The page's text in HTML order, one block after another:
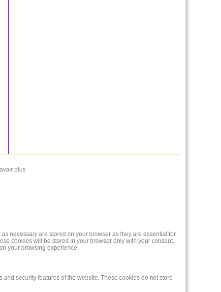
plus
necessary are stored on your browser as they are essential for
cookies will be stored in your browser only with your consent.
your browsing experience.
security features of the website. These cookies do not store